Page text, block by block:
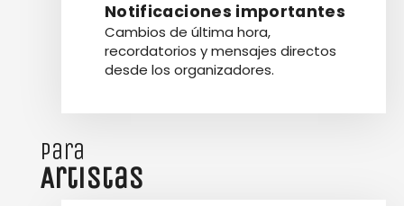
Notificaciones importantes
Cambios de última hora,
recordatorios y mensajes directos
desde los organizadores.
para
Artistas